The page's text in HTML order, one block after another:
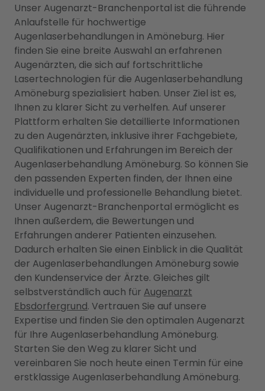
Unser Augenarzt-Branchenportal ist die führende
Anlaufstelle für hochwertige
Augenlaserbehandlungen in Amöneburg. Hier
finden Sie eine breite Auswahl an erfahrenen
Augenärzten, die sich auf fortschrittliche
Lasertechnologien für die Augenlaserbehandlung
Amöneburg spezialisiert haben. Unser Ziel ist es,
Ihnen zu klarer Sicht zu verhelfen. Auf unserer
Plattform erhalten Sie detaillierte Informationen
zu den Augenärzten, inklusive ihrer Fachgebiete,
Qualifikationen und Erfahrungen im Bereich der
Augenlaserbehandlung Amöneburg. So können Sie
den passenden Experten finden, der Ihnen eine
individuelle und professionelle Behandlung bietet.
Unser Augenarzt-Branchenportal ermöglicht es
Ihnen außerdem, die Bewertungen und
Erfahrungen anderer Patienten einzusehen.
Dadurch erhalten Sie einen Einblick in die Qualität
der Augenlaserbehandlungen Amöneburg sowie
den Kundenservice der Ärzte. Gleiches gilt
selbstverständlich auch für Augenarzt
Ebsdorfergrund. Vertrauen Sie auf unsere
Expertise und finden Sie den optimalen Augenarzt
für Ihre Augenlaserbehandlung Amöneburg.
Starten Sie den Weg zu klarer Sicht und
vereinbaren Sie noch heute einen Termin für eine
erstklassige Augenlaserbehandlung Amöneburg.